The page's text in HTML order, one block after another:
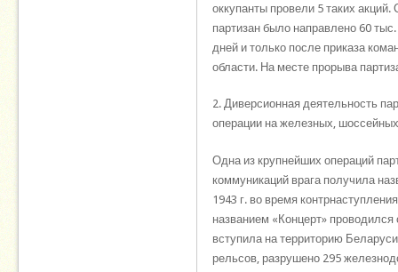
оккупанты провели 5 таких
партизан было направлено 60
дней и только после приказа
области. На месте прорыва
2. Диверсионная деятельность
операции на железных,
Одна из крупнейших операций
коммуникаций врага получила
1943 г. во время
названием «Концерт»
вступила на территорию
рельсов, разрушено 295